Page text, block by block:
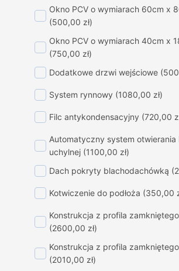
Okno PCV o wymiarach 60cm x
(500,00 zł)
Okno PCV o wymiarach 40cm x
(750,00 zł)
Dodatkowe drzwi wejściowe
System rynnowy (1080,00 zł)
Filc antykondensacyjny (720,00
Automatyczny system otwierania
uchylnej (1100,00 zł)
Dach pokryty blachodachówką
Kotwiczenie do podłoża (350,00
Konstrukcja z profila
(2600,00 zł)
Konstrukcja z profila
(2010,00 zł)